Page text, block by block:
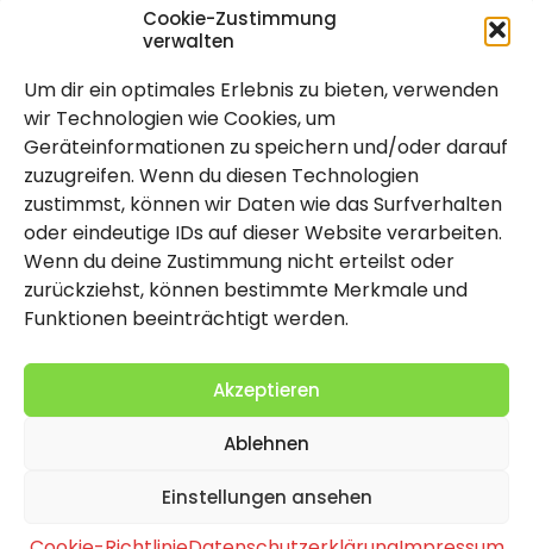
Cookie-Zustimmung
verwalten
Um dir ein optimales Erlebnis zu bieten, verwenden
wir Technologien wie Cookies, um
Geräteinformationen zu speichern und/oder darauf
zuzugreifen. Wenn du diesen Technologien
zustimmst, können wir Daten wie das Surfverhalten
oder eindeutige IDs auf dieser Website verarbeiten.
Wenn du deine Zustimmung nicht erteilst oder
zurückziehst, können bestimmte Merkmale und
Funktionen beeinträchtigt werden.
Akzeptieren
Ablehnen
Einstellungen ansehen
Rechtlich
Impressum
Datenschutzerklärung
Cookie-Richtlinie (EU)